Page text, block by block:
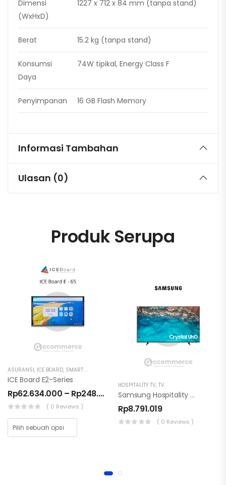
Dimensi
(WxHxD)
1227 x 712 x 84 mm (tanpa stand)
Berat 15.2 kg (tanpa stand)
Konsumsi
Daya
74W tipikal, Energy Class F
Penyimpanan 16 GB Flash Memory
Informasi Tambahan
Ulasan (0)
Produk Serupa
ASURANSI, ICE BOARD, SMART TV
ICE Board E2-Series
Rp62.634.000 – Rp248.430.000
( 0 Reviews )
HOSPITALITY TV, TV
Samsung Hospitality 4K 55 Inci + Lynk Cloud
Rp8.791.019
( 0 Reviews )